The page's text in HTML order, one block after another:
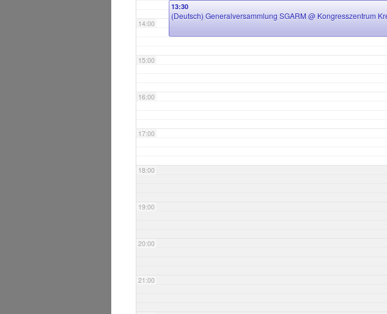
14:00
15:00
16:00
17:00
18:00
19:00
20:00
21:00
13:30
(Deutsch) Generalversammlung SGARM@ Kongresszentrum